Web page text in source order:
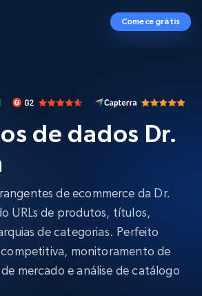
Comece grátis
de dados Dr.
de ecommerce da Dr.
URLs de produtos, títulos,
de categorias. Perfeito
monitoramento de
mercado e análise de catálogo